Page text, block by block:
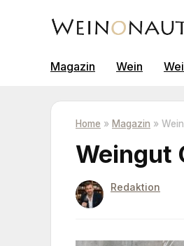
Magazin Wein
Home » Magazin »
Weingut
Redaktion